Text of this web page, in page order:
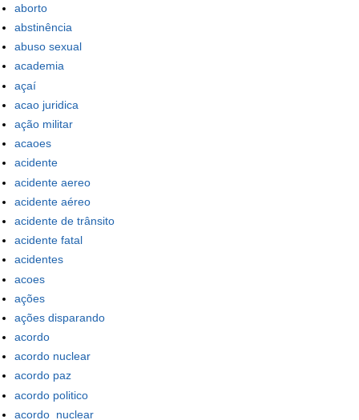
aborto
abstinência
abuso sexual
academia
açaí
acao juridica
ação militar
acaoes
acidente
acidente aereo
acidente aéreo
acidente de trânsito
acidente fatal
acidentes
acoes
ações
ações disparando
acordo
acordo nuclear
acordo paz
acordo politico
acordo_nuclear